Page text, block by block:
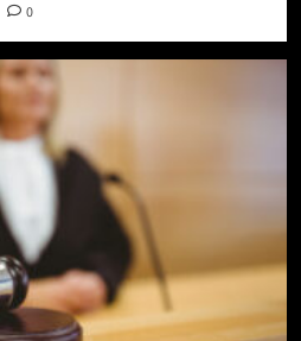
0